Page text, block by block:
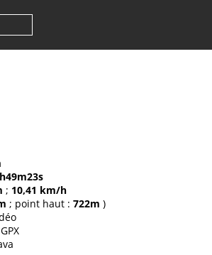
; 10,41 km/h
; point haut : 722m )
GPX